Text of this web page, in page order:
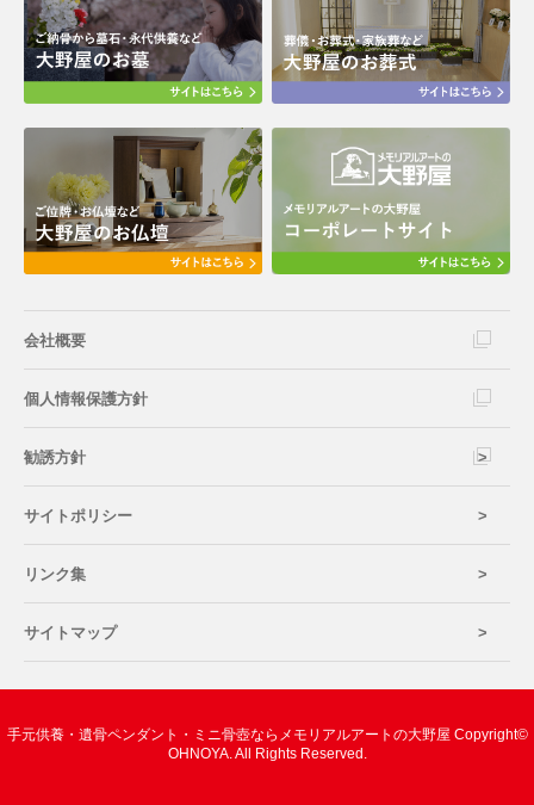
会社概要
個人情報保護方針
勧誘方針
サイトポリシー
リンク集
サイトマップ
手元供養・遺骨ペンダント・ミニ骨壺ならメモリアルアートの大野屋 Copyright©
OHNOYA. All Rights Reserved.